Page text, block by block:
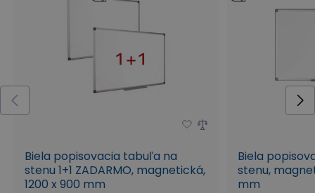
Biela popisovacia tabuľa na
stenu 1+1 ZADARMO, magnetická,
1200 x 900 mm
Biela
stenu,
mm